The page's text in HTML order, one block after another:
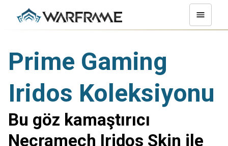
Prime Gaming
Iridos Koleksiyonu
Bu göz kamaştırıcı
Necramech Iridos Skin ile